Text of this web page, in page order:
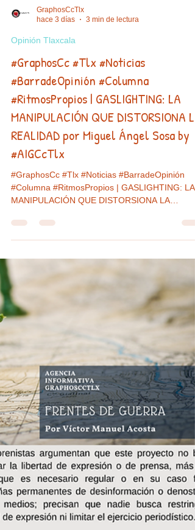
hace 3 días
Opinión Tlaxcala
#GraphosCc #Tlx #Noticias
#BarradeOpinión #Columna
#RitmosPropios | GASLIGHTING: LA
MANIPULACIÓN QUE DISTORSIONA LA
REALIDAD por Miguel Ángel Sosa by
#AIGCcTlx
#GraphosCc #Tlx #Noticias #BarradeOpinión
MANIPULACIÓN QUE DISTORSIONA LA
porque alguien insiste en que estás equivocado?
Ese fenómeno tiene un nombre: gaslighting. Se
trata de una forma de manipulación psicológica
la que una persona busca que otra cuestione su
propia realidad, debilitando poco a poco su
confianza y autonomía. Aunque el té